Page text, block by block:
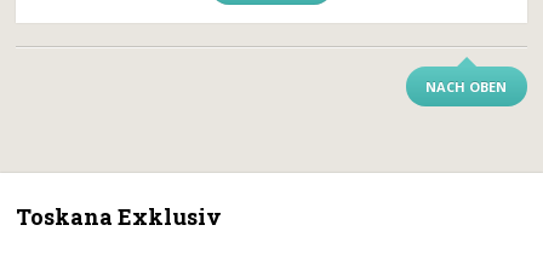
NACH OBEN
Toskana Exklusiv